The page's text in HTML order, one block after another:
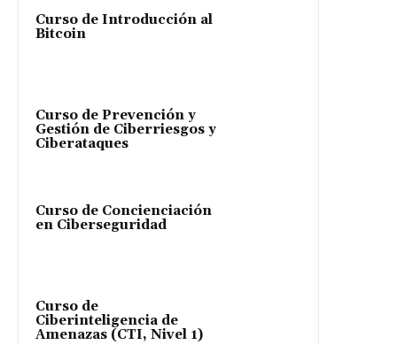
Curso de Introducción al
Bitcoin
Curso de Prevención y
Gestión de Ciberriesgos y
Ciberataques
Curso de Concienciación
en Ciberseguridad
Curso de
Ciberinteligencia de
Amenazas (CTI, Nivel 1)